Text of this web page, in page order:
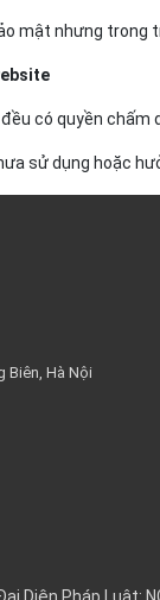
mật nhưng trong
có quyền
sử dụng hoặc
Biên, Hà Nội